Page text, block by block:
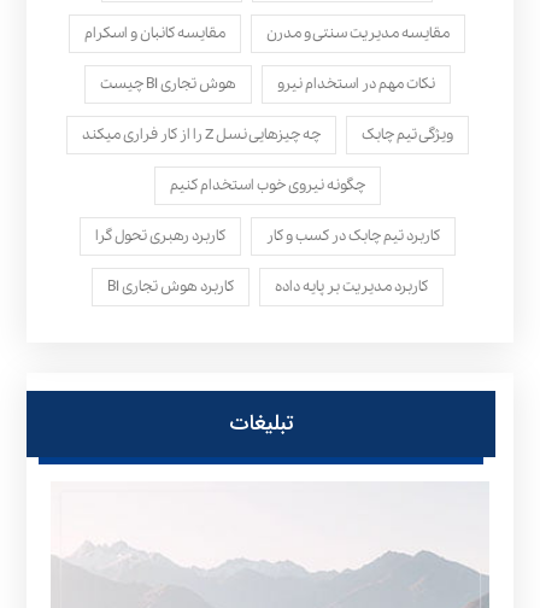
مقایسه مدیریت سنتی و مدرن مقایسه کانبان و اسکرام
نکات مهم در استخدام نیرو هوش تجاری BI چیست
ویژگی تیم چابک چه چیزهایی نسل Z را از کار فراری میکند
چگونه نیروی خوب استخدام کنیم
کاربرد تیم چابک در کسب و کار کاربرد رهبری تحول‌ گرا
کاربرد مدیریت بر پایه داده کاربرد هوش تجاری BI
تبلیغات